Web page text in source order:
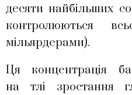
десяти найбільших
контролюються
мільярдерами).
Ця концентрація
на тлі зростання